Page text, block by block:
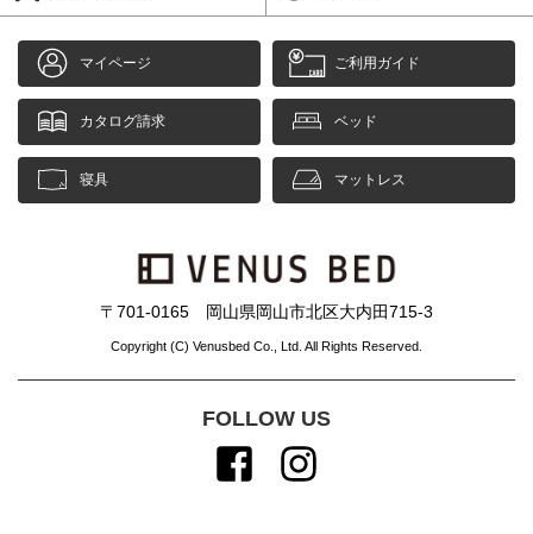
マイページ ご利用ガイド
カタログ請求 ベッド
寝具 マットレス
〒701-0165 岡山県岡山市北区大内田715-3
Copyright (C) Venusbed Co., Ltd. All Rights Reserved.
FOLLOW US